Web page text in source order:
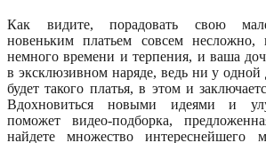
Как видите, порадовать свою
новеньким платьем совсем
немного времени и терпения, и ваша
в эксклюзивном наряде, ведь ни у одной
будет такого платья, в этом и
Вдохновиться новыми идеями и
поможет видео-подборка,
найдете множество интереснейшего